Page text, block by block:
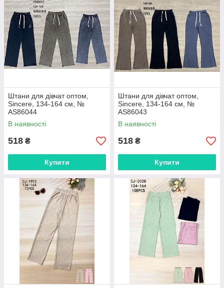
Штани для дівчат оптом,
Sincere, 134-164 см, №
AS86044
В наявності
518 ₴
Купити
Штани для дівчат оптом,
Sincere, 134-164 см, №
AS86043
В наявності
518 ₴
Купити